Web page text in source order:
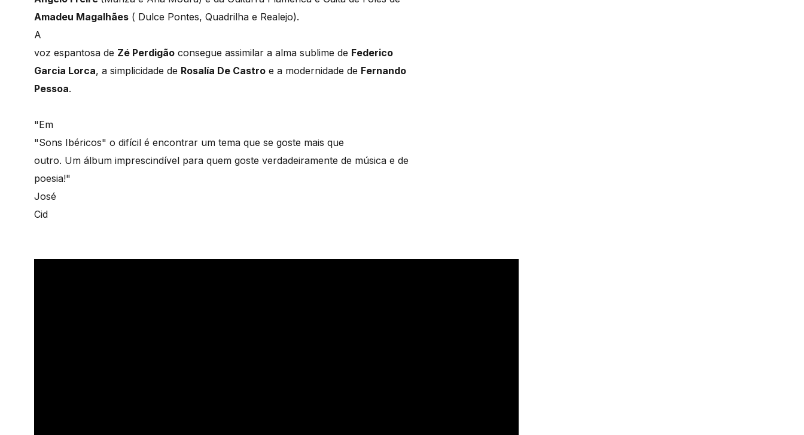
Amadeu Magalhães ( Dulce Pontes, Quadrilha e Realejo).
A
voz espantosa de Zé Perdigão consegue assimilar a alma sublime de Federico
Garcia Lorca, a simplicidade de Rosalía De Castro e a modernidade de Fernando
Pessoa.
"Em
"Sons Ibéricos" o difícil é encontrar um tema que se goste mais que
outro. Um álbum imprescindível para quem goste verdadeiramente de música e de
poesia!"
José
Cid